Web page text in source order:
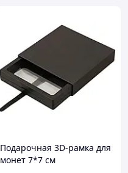
Подарочная 3D-рамка для
монет 7*7 см